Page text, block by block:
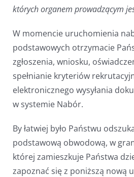
których organem prowadzącym
W momencie uruchomienia
podstawowych otrzymacie
zgłoszenia, wniosku,
spełnianie kryteriów
elektronicznego wysyłania
w systemie Nabór.
By łatwiej było Państwu
podstawową obwodową, w
której zamieszkuje Państwa
zapoznać się z poniższą nową